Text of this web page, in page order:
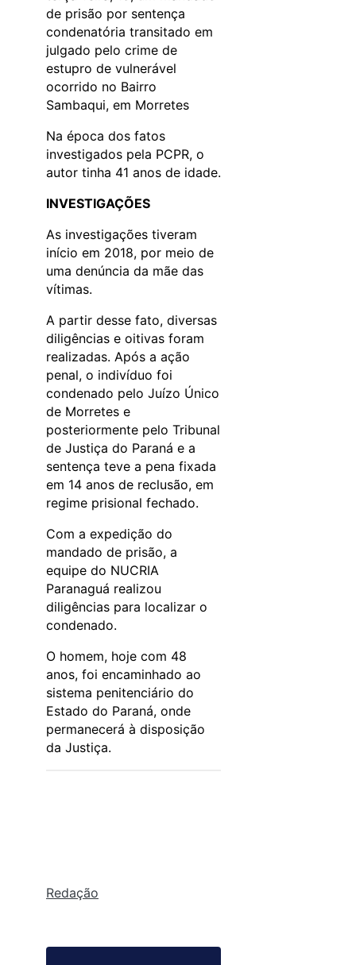
de prisão por sentença
condenatória transitado em
julgado pelo crime de
estupro de vulnerável
ocorrido no Bairro
Sambaqui, em Morretes
Na época dos fatos
investigados pela PCPR, o
autor tinha 41 anos de idade.
INVESTIGAÇÕES
As investigações tiveram
início em 2018, por meio de
uma denúncia da mãe das
vítimas.
A partir desse fato, diversas
diligências e oitivas foram
realizadas. Após a ação
penal, o indivíduo foi
condenado pelo Juízo Único
de Morretes e
posteriormente pelo Tribunal
de Justiça do Paraná e a
sentença teve a pena fixada
em 14 anos de reclusão, em
regime prisional fechado.
Com a expedição do
mandado de prisão, a
equipe do NUCRIA
Paranaguá realizou
diligências para localizar o
condenado.
O homem, hoje com 48
anos, foi encaminhado ao
sistema penitenciário do
Estado do Paraná, onde
permanecerá à disposição
da Justiça.
Redação